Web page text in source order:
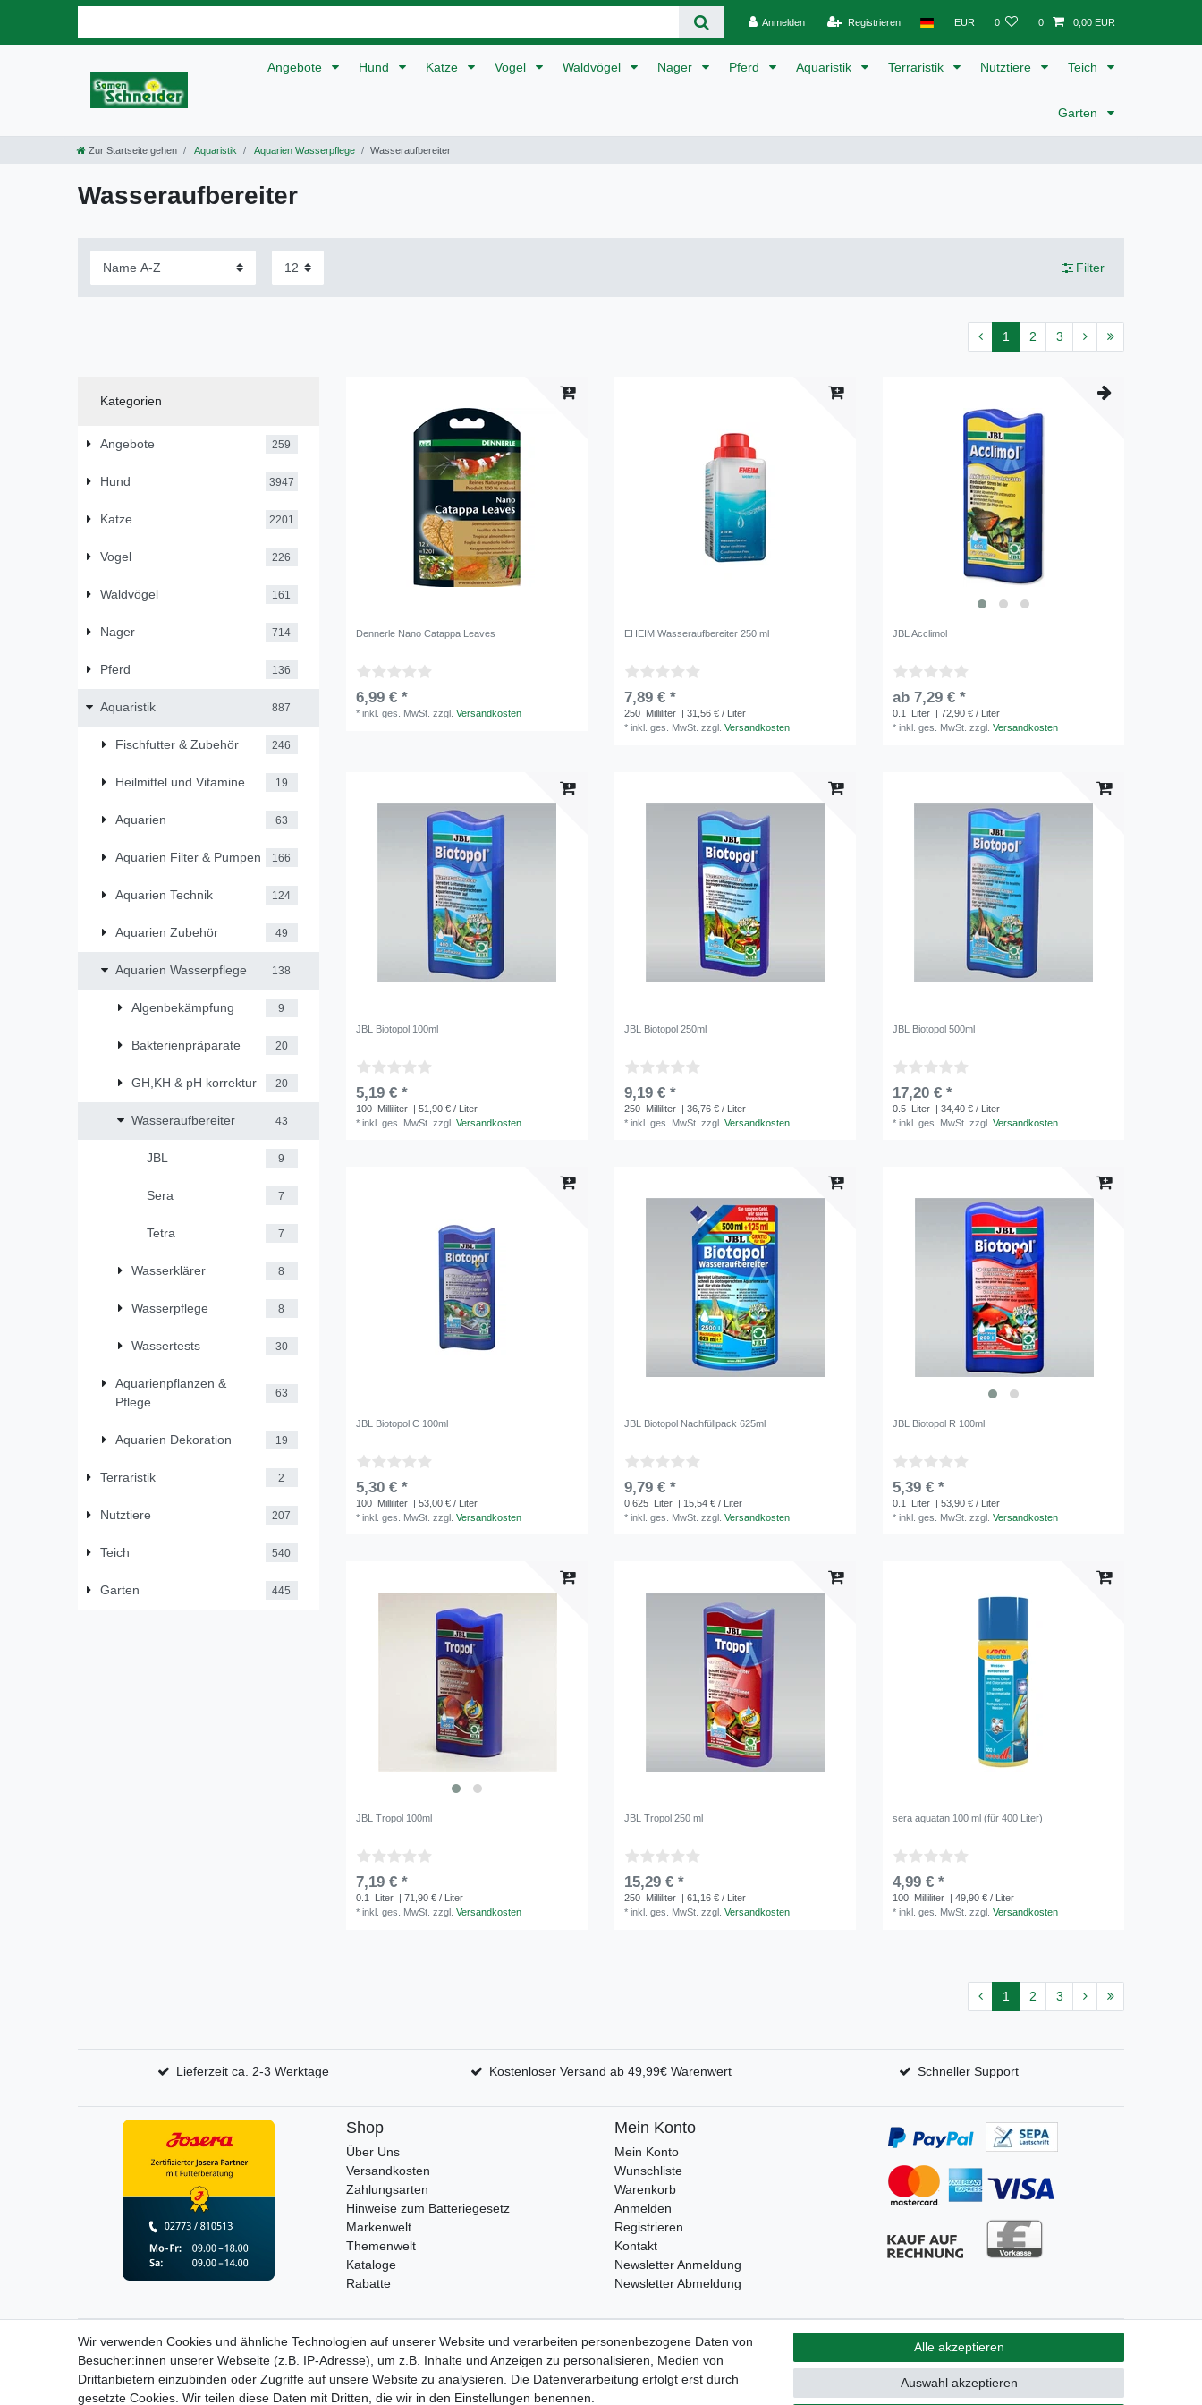
Anmelden Registrieren EUR 0 0 0,00 EUR
Angebote Hund Katze Vogel Waldvögel Nager Pferd Aquaristik Terraristik Nutztiere Teich
Garten
Zur Startseite gehen Aquaristik Aquarien Wasserpflege Wasseraufbereiter
Wasseraufbereiter
Filter
1 2 3
Kategorien
Angebote 259
Hund 3947
Katze 2201
Vogel 226
Waldvögel 161
Nager 714
Pferd 136
Aquaristik 887
Fischfutter & Zubehör 246
Heilmittel und Vitamine 19
Aquarien 63
Aquarien Filter & Pumpen 166
Aquarien Technik 124
Aquarien Zubehör 49
Aquarien Wasserpflege 138
Algenbekämpfung 9
Bakterienpräparate 20
GH,KH & pH korrektur 20
Wasseraufbereiter 43
JBL 9
Sera 7
Tetra 7
Wasserklärer 8
Wasserpflege 8
Wassertests 30
Aquarienpflanzen &
Pflege
63
Aquarien Dekoration 19
Terraristik 2
Nutztiere 207
Teich 540
Garten 445
Dennerle Nano Catappa Leaves
6,99 € *
*inkl. ges. MwSt. zzgl.Versandkosten
EHEIM Wasseraufbereiter 250 ml
7,89 € *
250 Milliliter
| 31,56 € / Liter
*inkl. ges. MwSt. zzgl.Versandkosten
JBL Acclimol
ab 7,29 € *
0.1 Liter
| 72,90 € / Liter
*inkl. ges. MwSt. zzgl.Versandkosten
JBL Biotopol 100ml
5,19 € *
100 Milliliter | 51,90 € / Liter
*inkl. ges. MwSt. zzgl.Versandkosten
JBL Biotopol 250ml
9,19 € *
250 Milliliter | 36,76 € / Liter
*inkl. ges. MwSt. zzgl.Versandkosten
JBL Biotopol 500ml
17,20 € *
0.5 Liter | 34,40 € / Liter
*inkl. ges. MwSt. zzgl.Versandkosten
JBL Biotopol C 100ml
5,30 € *
100 Milliliter | 53,00 € / Liter
*inkl. ges. MwSt. zzgl.Versandkosten
JBL Biotopol Nachfüllpack 625ml
9,79 € *
0.625 Liter | 15,54 € / Liter
*inkl. ges. MwSt. zzgl.Versandkosten
JBL Biotopol R 100ml
5,39 € *
0.1 Liter | 53,90 € / Liter
*inkl. ges. MwSt. zzgl.Versandkosten
JBL Tropol 100ml
7,19 € *
0.1 Liter
| 71,90 € / Liter
*inkl. ges. MwSt. zzgl.Versandkosten
JBL Tropol 250 ml
15,29 € *
250 Milliliter
| 61,16 € / Liter
*inkl. ges. MwSt. zzgl.Versandkosten
sera aquatan 100 ml (für 400 Liter)
4,99 € *
100 Milliliter
| 49,90 € / Liter
*inkl. ges. MwSt. zzgl.Versandkosten
1 2 3
Lieferzeit ca. 2-3 Werktage Kostenloser Versand ab 49,99€ Warenwert Schneller Support
Shop
Über Uns
Versandkosten
Zahlungsarten
Hinweise zum Batteriegesetz
Markenwelt
Themenwelt
Kataloge
Rabatte
Mein Konto
Mein Konto
Wunschliste
Warenkorb
Anmelden
Registrieren
Kontakt
Newsletter Anmeldung
Newsletter Abmeldung
Widerrufs­recht Widerrufs­formular Impressum Daten­schutz­erklärung AGB Kontakt
Wir verwenden Cookies und ähnliche Technologien auf unserer Website und verarbeiten personenbezogene Daten von
Besucher:innen unserer Webseite (z.B. IP-Adresse), um z.B. Inhalte und Anzeigen zu personalisieren, Medien von
Drittanbietern einzubinden oder Zugriffe auf unsere Website zu analysieren. Die Datenverarbeitung erfolgt erst durch
gesetzte Cookies. Wir teilen diese Daten mit Dritten, die wir in den Einstellungen benennen.
Alle akzeptieren
Auswahl akzeptieren